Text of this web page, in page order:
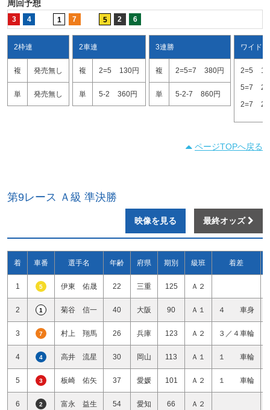
周回予想
3 4 1 7 5 2 6
2枠連
複 発売無し
単 発売無し
2車連
複 2=5 130円
単 5-2 360円
3連勝
複 2=5=7 380円
単 5-2-7 860円
ワイド
2=5
5=7
2=7
ページTOPへ戻る
第9レース Ａ級 準決勝
映像を見る 最終オッズ
着 車番 選手名 年齢 府県 期別 級班 着差
1 5 伊東 佑晟 22 三重 125 Ａ２
2 1 菊谷 信一 40 大阪 90 Ａ１ ４ 車身
3 7 村上 翔馬 26 兵庫 123 Ａ２ ３／４車輪
4 4 高井 流星 30 岡山 113 Ａ１ １ 車輪
5 3 板崎 佑矢 37 愛媛 101 Ａ２ １ 車輪
6 2 富永 益生 54 愛知 66 Ａ２